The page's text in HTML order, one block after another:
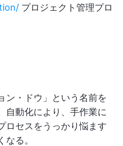
プロジェクト管理プロ
ン・ドウ」という名前を
自動化により、手作業に
ロセスをうっかり悩ます
る。